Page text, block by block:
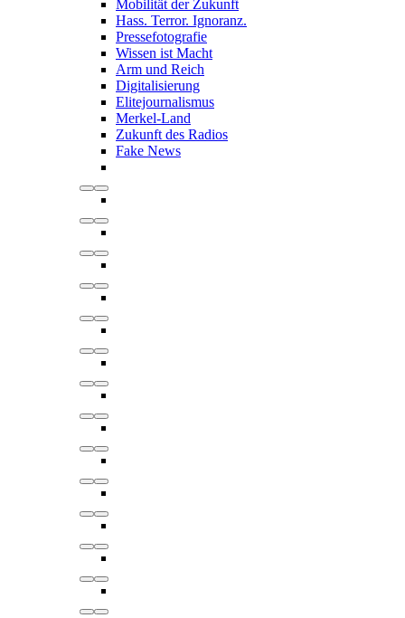
Mobilität der Zukunft
Hass. Terror. Ignoranz.
Pressefotografie
Wissen ist Macht
Arm und Reich
Digitalisierung
Elitejournalismus
Merkel-Land
Zukunft des Radios
Fake News